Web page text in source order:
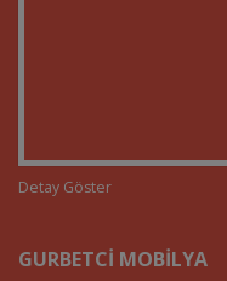
Detay Göster
GURBETCI MOBILYA